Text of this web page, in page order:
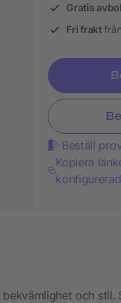
Gratis
Fri frakt
Beställ
Kopiera
och stil.